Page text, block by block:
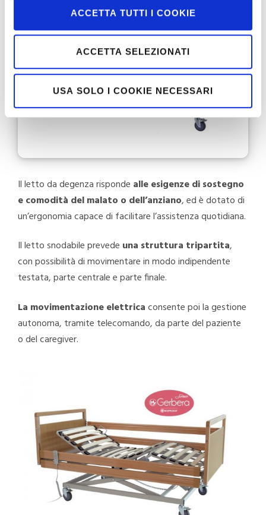
ACCETTA TUTTI I COOKIE
ACCETTA SELEZIONATI
USA SOLO I COOKIE NECESSARI
Il letto da degenza risponde alle esigenze di sostegno
e comodità del malato o dell’anziano, ed è dotato di
un’ergonomia capace di facilitare l’assistenza quotidiana.
Il letto snodabile prevede una struttura tripartita,
con possibilità di movimentare in modo indipendente
testata, parte centrale e parte finale.
La movimentazione elettricaconsente poi la gestione
autonoma, tramite telecomando, da parte del paziente
o del caregiver.